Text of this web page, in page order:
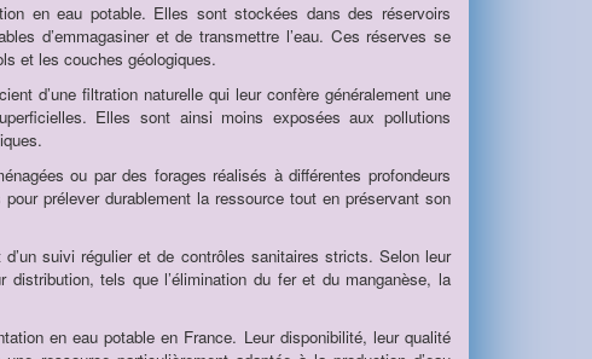
en eau potable. Elles sont stockées dans des réservoirs
d’emmagasiner et de transmettre l’eau. Ces réserves se
et les couches géologiques.
d’une filtration naturelle qui leur confère généralement une
Elles sont ainsi moins exposées aux pollutions
ou par des forages réalisés à différentes profondeurs
prélever durablement la ressource tout en préservant son
suivi régulier et de contrôles sanitaires stricts. Selon leur
tels que l’élimination du fer et du manganèse, la
en eau potable en France. Leur disponibilité, leur qualité